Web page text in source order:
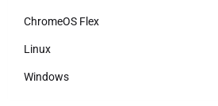
ChromeOS Flex
Linux
Windows